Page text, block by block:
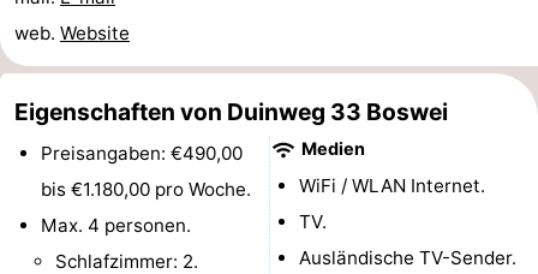
Reiten
-
Golfplatze
-
Parafliegen
Sportangeln
Essen
web. Website
Eigenschaften von Duinweg 33 Boswei
Preisangaben: €490,00
bis €1.180,00 pro Woche.
Max. 4 personen.
Schlafzimmer: 2.
Medien
WiFi / WLAN Internet.
TV.
Ausländische TV-Sender.